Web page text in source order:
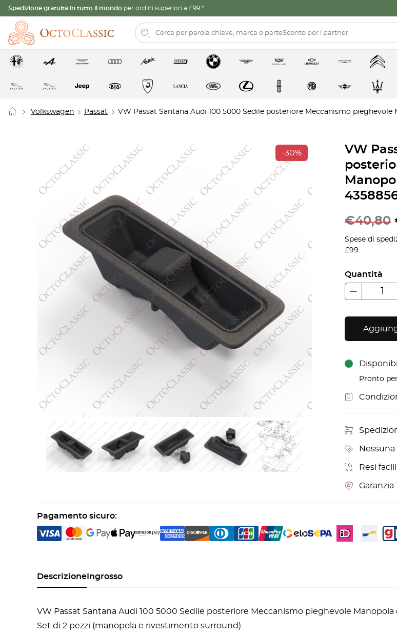
Spedizione gratuita in tutto il mondo per ordini superiori a £99.*
Volkswagen Passat VW Passat Santana Audi 100 5000 Sedile posteriore Meccanismo pieghevole
-30%
VW
€40,80
Spese di
£99.
Quantità
Pronto
Resi
Garanzia
Pagamento sicuro:
Descrizione Ingrosso
VW Passat Santana Audi 100 5000 Sedile posteriore Meccanismo pieghevole Manopola
Set di 2 pezzi (manopola e rivestimento surround)